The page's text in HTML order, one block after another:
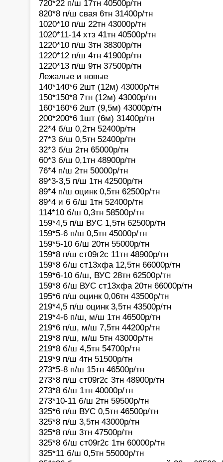
720*22 п/ш 17тн 40500р/тн
820*8 п/ш свая 6тн 31400р/тн
1020*10 п/ш 22тн 43000р/тн
1020*11-14 хтз 41тн 40500р/тн
1220*10 п/ш 3тн 38300р/тн
1220*12 п/ш 4тн 41900р/тн
1220*13 п/ш 9тн 37500р/тн
Лежалые и новые
140*140*6 2шт (12м) 43000р/тн
150*150*8 7тн (12м) 43000р/тн
160*160*6 2шт (9,5м) 43000р/тн
200*200*6 1шт (6м) 31400р/тн
22*4 б/ш 0,2тн 52400р/тн
27*3 б/ш 0,5тн 52400р/тн
32*3 б/ш 2тн 65000р/тн
60*3 б/ш 0,1тн 48900р/тн
76*4 п/ш 2тн 50000р/тн
89*3-3,5 п/ш 1тн 42500р/тн
89*4 п/ш оцинк 0,5тн 62500р/тн
89*4 и 6 б/ш 1тн 52400р/тн
114*10 б/ш 0,3тн 58500р/тн
159*4,5 п/ш ВУС 1,5тн 62500р/тн
159*5-6 п/ш 0,5тн 45000р/тн
159*5-10 б/ш 20тн 55000р/тн
159*8 п/ш ст09г2с 11тн 48900р/тн
159*8 б/ш ст13хфа 12,5тн 66000р/тн
159*6-10 б/ш, ВУС 28тн 62500р/тн
159*8 б/ш ВУС ст13хфа 20тн 66000р/тн
195*6 п/ш оцинк 0,06тн 43500р/тн
219*4,5 п/ш оцинк 3,5тн 43500р/тн
219*4-6 п/ш, м/ш 1тн 46500р/тн
219*6 п/ш, м/ш 7,5тн 44200р/тн
219*8 п/ш, м/ш 5тн 43000р/тн
219*8 б/ш 4,5тн 54700р/тн
219*9 п/ш 4тн 51500р/тн
273*5-8 п/ш 15тн 46500р/тн
273*8 п/ш ст09г2с 3тн 48900р/тн
273*8 б/ш 1тн 40000р/тн
273*10-11 б/ш 2тн 59500р/тн
325*6 п/ш ВУС 0,5тн 46500р/тн
325*8 п/ш 3,5тн 43000р/тн
325*8 п/ш 3тн 47500р/тн
325*8 б/ш ст09г2с 1тн 60000р/тн
325*11 б/ш 0,5тн 55000р/тн